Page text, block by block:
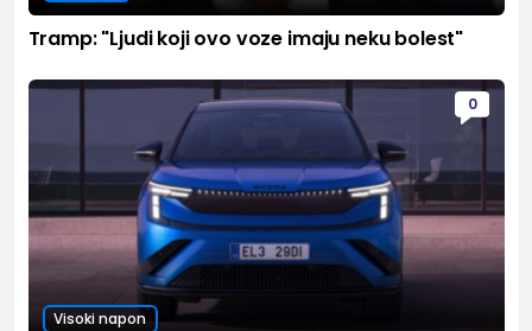
Tramp: "Ljudi koji ovo voze imaju neku bolest"
0
Visoki napon